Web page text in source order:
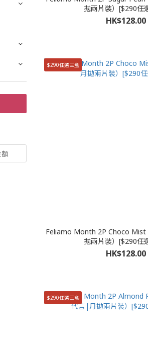
拋兩片裝）[$290任
HK$128.00
$290任選三盒
Feliamo Month 2P Choco Mist
拋兩片裝）[$290任
HK$128.00
$290任選三盒